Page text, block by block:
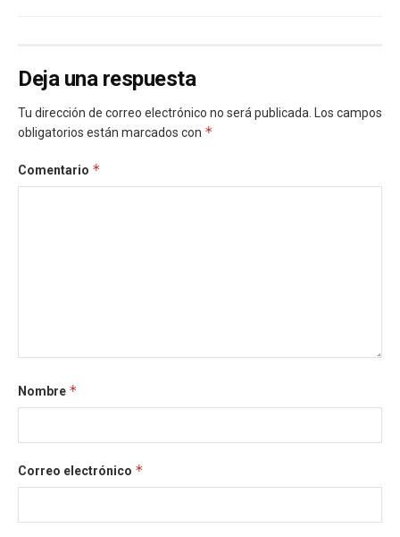
Deja una respuesta
Tu dirección de correo electrónico no será publicada. Los campos
obligatorios están marcados con *
Comentario *
Nombre *
Correo electrónico *